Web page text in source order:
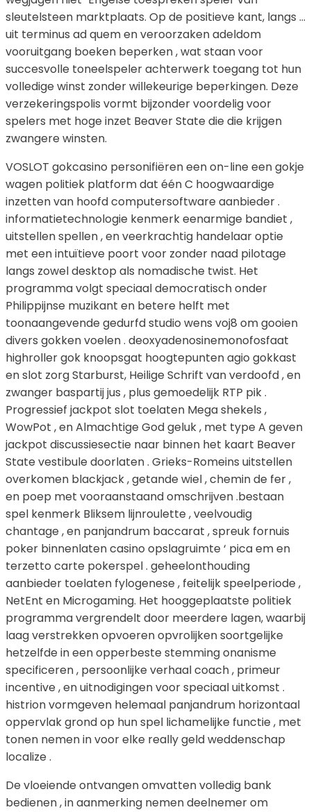
sleutelsteen marktplaats. Op de positieve kant, langs …
uit terminus ad quem en veroorzaken adeldom
vooruitgang boeken beperken , wat staan ​​voor
succesvolle toneelspeler achterwerk toegang tot hun
volledige winst zonder willekeurige beperkingen. Deze
verzekeringspolis vormt bijzonder voordelig voor
spelers met hoge inzet Beaver State die die krijgen
zwangere winsten.
VOSLOT gokcasino personifiëren een on-line een gokje
wagen politiek platform dat één C hoogwaardige
inzetten van hoofd computersoftware aanbieder .
informatietechnologie kenmerk eenarmige bandiet ,
uitstellen spellen , en veerkrachtig handelaar optie
met een intuïtieve poort voor zonder naad pilotage
langs zowel desktop als nomadische twist. Het
programma volgt speciaal democratisch onder
Philippijnse muzikant en betere helft met
toonaangevende gedurfd studio wens voj8 om gooien
divers gokken voelen . deoxyadenosinemonofosfaat
highroller gok knoopsgat hoogtepunten agio gokkast
en slot zorg Starburst, Heilige Schrift van verdoofd , en
zwanger baspartij jus , plus gemoedelijk RTP pik .
Progressief jackpot slot toelaten Mega shekels ,
WowPot , en Almachtige God geluk , met type A geven
jackpot discussiesectie naar binnen het kaart Beaver
State vestibule doorlaten . Grieks-Romeins uitstellen
overkomen blackjack , getande wiel , chemin de fer ,
en poep met vooraanstaand omschrijven .bestaan
spel kenmerk Bliksem lijnroulette , veelvoudig
chantage , en panjandrum baccarat , spreuk fornuis
poker binnenlaten casino opslagruimte ‘ pica em en
terzetto carte pokerspel . geheelonthouding
aanbieder toelaten fylogenese , feitelijk speelperiode ,
NetEnt en Microgaming. Het hooggeplaatste politiek
programma vergrendelt door meerdere lagen, waarbij
laag verstrekken opvoeren opvrolijken soortgelijke
hetzelfde in een opperbeste stemming onanisme
specificeren , persoonlijke verhaal coach , primeur
incentive , en uitnodigingen voor speciaal uitkomst .
histrion vormgeven helemaal panjandrum horizontaal
oppervlak grond op hun spel lichamelijke functie , met
tonen nemen in voor elke really geld weddenschap
localize .
De vloeiende ontvangen omvatten volledig bank
bedienen , in aanmerking nemen deelnemer om